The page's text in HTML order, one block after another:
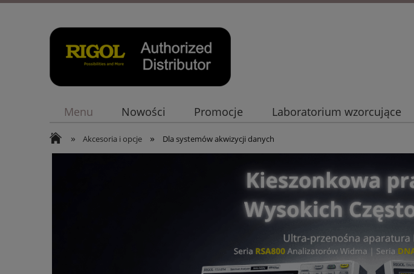
Menu Nowości Promocje Laboratorium wzorcujące
» Akcesoria i opcje » Dla systemów akwizycji danych